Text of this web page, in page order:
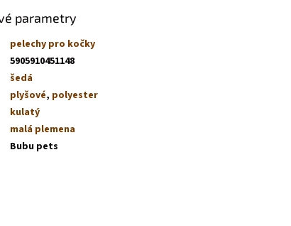
parametry
pelechy pro kočky
5905910451148
šedá
plyšové, polyester
kulatý
malá plemena
Bubu pets